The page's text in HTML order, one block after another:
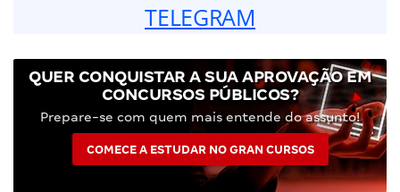
TELEGRAM
QUER CONQUISTAR A SUA APROVAÇÃO EM
CONCURSOS PÚBLICOS?
Prepare-se com quem mais entende do assunto!
COMECE A ESTUDAR NO GRAN CURSOS